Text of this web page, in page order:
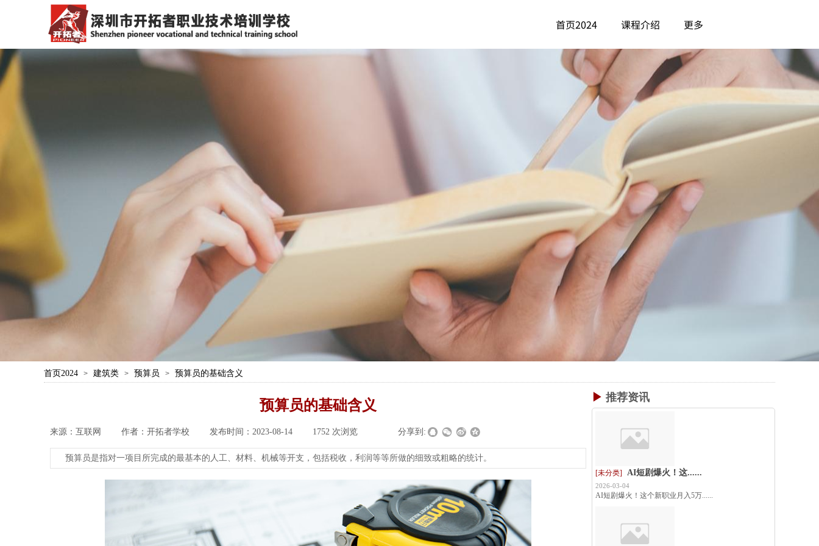
首页2024 课程介绍 更多
首页2024 > 建筑类 > 预算员 > 预算员的基础含义
预算员的基础含义
来源： 互联网 作者： 开拓者学校 发布时间： 2023-08-14 1752 次浏览 分享到:
预算员是指对一项目所完成的最基本的人工、材料、机械等开支，包括税收，利润等等所做的细致或粗略的统计。
▶ 推荐资讯
[未分类] AI短剧爆火！这......
2026-03-04
AI短剧爆火！这个新职业月入5万......